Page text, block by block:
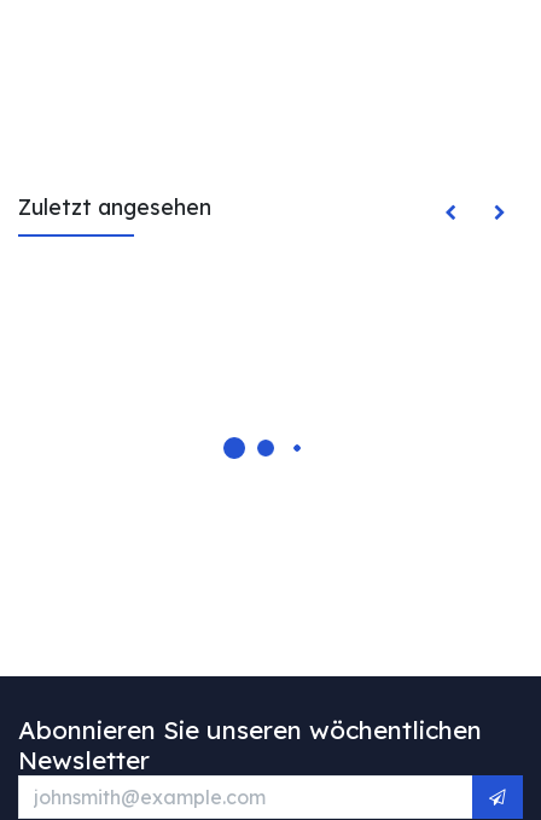
Zuletzt angesehen
Abonnieren Sie unseren wöchentlichen
Newsletter